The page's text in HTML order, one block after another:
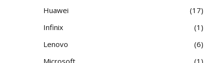
Huawei
17
Infinix
1
Lenovo
6